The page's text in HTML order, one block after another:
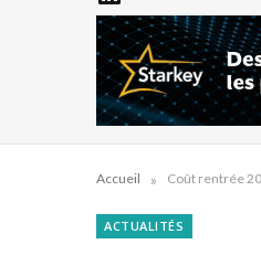
Accueil » Coût rentrée
ACTUALITÉS